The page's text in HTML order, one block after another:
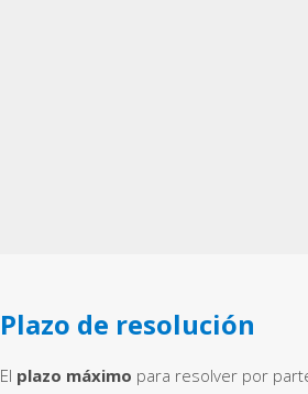
Plazo de resolución
El plazo máximo para resolver por